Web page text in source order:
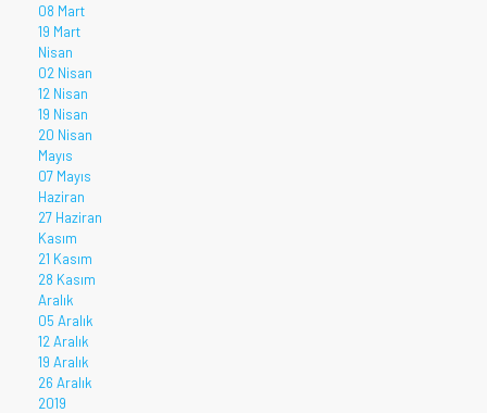
08 Mart
19 Mart
Nisan
02 Nisan
12 Nisan
19 Nisan
20 Nisan
Mayıs
07 Mayıs
Haziran
27 Haziran
Kasım
21 Kasım
28 Kasım
Aralık
05 Aralık
12 Aralık
19 Aralık
26 Aralık
2019